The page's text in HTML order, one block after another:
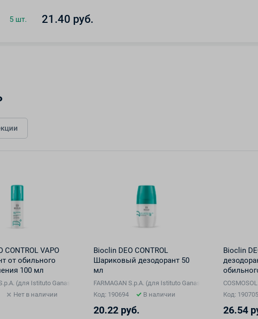
5 шт. 21.40 руб.
Biochimiche, Италия), Сан-Марино
CONTROL VAPO
от обильного
100 мл
(для Istituto Ganassini S.p.A. di Ricerche Biochimiche, Италия), Сан-Марино
Нет в наличии
Bioclin DEO CONTROL
Шариковый дезодорант 50
мл
FARMAGAN S.p.A. (для Istituto Ganassini S.p.A. di
Код: 190694
В наличии
20.22 руб.
Bioclin
150 мл
Код: 190705
26.54